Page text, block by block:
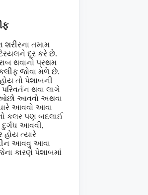
શરીરના તમામ
દૂર કરે છે.
થવાનો પ્રથમ
જોવા મળે છે.
તો પેશાબની
થવા લાગે
આવવો અથવા
આવવો આવા
કલર પણ બદલાઈ
આવવી,
હોય ત્યારે
આવવુ આવા
કારણે પેશાબમાં